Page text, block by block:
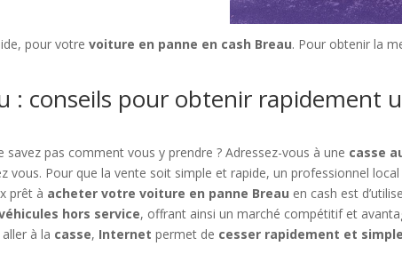
pour votrevoiture en panne en cash Breau. Pour obtenir la
: conseils pour obtenir rapidement
pas comment vous y prendre ? Adressez-vous à une casse
vous. Pour que la vente soit simple et rapide, un professionnel
prêt à acheter votre voiture en panne Breau en cash est
hors service, offrant ainsi un marché compétitif et
à la casse, Internet permet de cesser rapidement et